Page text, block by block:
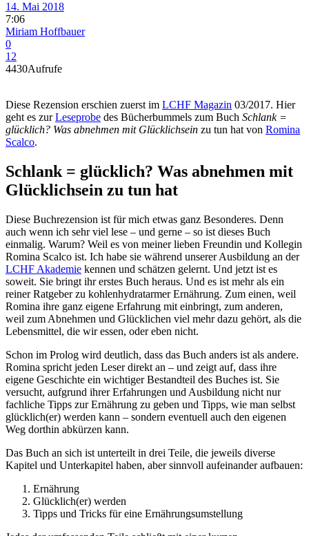
14. Mai 2018
7:06
Miriam Hoffbauer
0
12
4430Aufrufe
Diese Rezension erschien zuerst im LCHF Magazin 03/2017. Hier
geht es zurLeseprobe des Bücherbummels zum Buch Schlank =
glücklich? Was abnehmen mit Glücklichsein zu tun hat von Romina
Scalco.
Schlank = glücklich? Was abnehmen mit
Glücklichsein zu tun hat
Diese Buchrezension ist für mich etwas ganz Besonderes. Denn
auch wenn ich sehr viel lese – und gerne – so ist dieses Buch
einmalig. Warum? Weil es von meiner lieben Freundin und Kollegin
Romina Scalco ist. Ich habe sie während unserer Ausbildung an der
LCHF Akademie kennen und schätzen gelernt. Und jetzt ist es
soweit. Sie bringt ihr erstes Buch heraus. Und es ist mehr als ein
reiner Ratgeber zu kohlenhydratarmer Ernährung. Zum einen, weil
Romina ihre ganz eigene Erfahrung mit einbringt, zum anderen,
weil zum Abnehmen und Glücklichen viel mehr dazu gehört, als die
Lebensmittel, die wir essen, oder eben nicht.
Schon im Prolog wird deutlich, dass das Buch anders ist als andere.
Romina spricht jeden Leser direkt an – und zeigt auf, dass ihre
eigene Geschichte ein wichtiger Bestandteil des Buches ist. Sie
versucht, aufgrund ihrer Erfahrungen und Ausbildung nicht nur
fachliche Tipps zur Ernährung zu geben und Tipps, wie man selbst
glücklich(er) werden kann – sondern eventuell auch den eigenen
Weg dorthin abkürzen kann.
Das Buch an sich ist unterteilt in drei Teile, die jeweils diverse
Kapitel und Unterkapitel haben, aber sinnvoll aufeinander aufbauen:
Ernährung
Glücklich(er) werden
Tipps und Tricks für eine Ernährungsumstellung